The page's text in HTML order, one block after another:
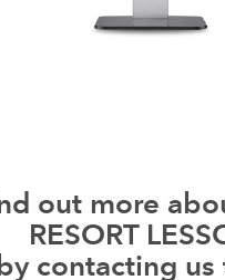
out more
RESORT
contacting us